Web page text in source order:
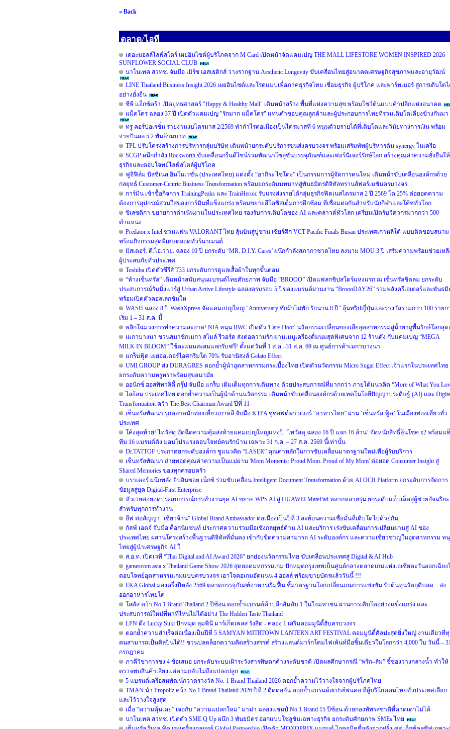
« Back
ตลาด/ไอที
เดอะมอลล์ไลฟ์สโตร์ เผยอินไซต์ผู้บริโภคจาก M Card เปิดหน้าจัดแคมเปญ THE MALL LIFESTORE WOMEN INSPIRED 2026
SUNFLOWER SOCIAL CLUB
นาโนเทค สวทช. จับมือ เมิร์ซ เอสเธติกส์ วางรากฐาน Aesthetic Longevity ขับเคลื่อนไทยสู่อนาคตเศรษฐกิจสุขภาพและอายุวัฒน์
LINE Thailand Business Insight 2026 เผยอินไซต์และโรดแมปเพื่อภาคธุรกิจไทย เชื่อมธุรกิจ ผู้บริโภค และพาร์ทเนอร์ สู่การเติบโต
อย่างยั่งยืน
ซีพี แอ็กซ์ตร้า เปิดยุทธศาสตร์ "Happy & Healthy Mall" เดินหน้าสร้าง พื้นที่แห่งความสุข พร้อมโชว์ต้นแบบค้าปลีกแห่งอนาคต
แม็คโคร ฉลอง 37 ปี เปิดตัวแคมเปญ "รักมาก แม็คโคร" แทนคำขอบคุณลูกค้าและผู้ประกอบการไทยที่ร่วมเติบโตเคียงข้างกันมา
ทรู คอร์ปอเรชั่น รายงานงบไตรมาส 2/2569 ทำกำไรต่อเนื่องเป็นไตรมาสที่ 6 หนุนด้วยรายได้ที่เติบโตและวินัยทางการเงิน พร้อม
จ่ายปันผล 5.2 พันล้านบาท
TPL ปรับโครงสร้างการบริหารกลุ่มบริษัท เดินหน้ายกระดับบริการขนส่งครบวงจร พร้อมเสริมทัพผู้บริหารดัน synergy ในเครือ
SCGP ผนึกกำลัง Rockworth ขับเคลื่อนกรีนดีไซน์ร่วมพัฒนาโซลูชันบรรจุภัณฑ์และเฟอร์นิเจอร์รักษ์โลก สร้างคุณค่าความยั่งยืนให้
ธุรกิจและตอบโจทย์ไลฟ์สไตล์ผู้บริโภค
ฟูจิฟิล์ม บิสซิเนส อินโนเวชั่น (ประเทศไทย) แต่งตั้ง “อากิระ ไซโตะ” เป็นกรรมการผู้จัดการคนใหม่ เดินหน้าขับเคลื่อนองค์กรด้วย
กลยุทธ์ Customer-Centric Business Transformation พร้อมยกระดับบทบาทสู่พันธมิตรดิจิทัลทรานส์ฟอร์เมชันครบวงจร
การ์มิน เข้าซื้อกิจการ TrainingPeaks และ TrainHeroic รับแรงส่งรายได้กลุ่มธุรกิจฟิตเนสไตรมาส 2 ปี 2569 โต 25% ต่อยอดความ
ต้องการอุปกรณ์สวมใส่ของการ์มินที่แข็งแกร่ง พร้อมขยายอีโคซิสเต็มการฝึกซ้อม ที่เชื่อมต่อกันสำหรับนักกีฬาและโค้ชทั่วโลก
ซิเลซติกา ขยายการดำเนินงานในประเทศไทย รองรับการเติบโตของ AI และคลาวด์ทั่วโลก เตรียมเปิดรับวิศวกรมากกว่า 500
ตำแหน่ง
Predator x Intel ชวนแฟน VALORANT ไทย ลุ้นบินสู่ปูซาน เชียร์ศึก VCT Pacific Finals Busan ประเทศเกาหลีใต้ แบบติดขอบสนาม
พร้อมกิจกรรมสุดพิเศษตลอดทัวร์นาเมนต์
มิสเตอร์. ดี.ไอ.วาย. ฉลอง 10 ปี ยกระดับ ‘MR. D.I.Y. Cares’ ผนึกกำลังสภากาชาดไทย ลงนาม MOU 3 ปี เสริมความพร้อมช่วยเห
ผู้ประสบภัยทั่วประเทศ
Toshiba เปิดตัวซีรีส์ T33 ยกระดับการดูแลเสื้อผ้าในทุกขั้นตอน
“ห้างเซ็นทรัล” เดินหน้าสนับสนุนแบรนด์ไทยศักยภาพ จับมือ “BROOO” เปิดแฟลกชิปสโตร์แห่งแรก ณ เซ็นทรัลชิดลม ยกระดับ
ประสบการณ์รันนิ่งแวร์สู่ Urban Active Lifestyle ฉลองครบรอบ 5 ปีของแบรนด์ผ่านงาน “BroooDAY26” รวมพลังครีเอเตอร์และพันธมิ
พร้อมเปิดตัวคอลเลกชันให
WASH ฉลอง 8 ปี WashXpress จัดแคมเปญใหญ่ "Anniversary ซักผ้าไม่พัก รักนาน 8 ปี" ลุ้นทริปญี่ปุ่นและรางวัลรวมกว่า 100 รายก
เริ่ม 1 – 31 ส.ค. นี้
พลิกโฉมวงการทำความสะอาด! NIA หนุน BWC เปิดตัว 'Care Floor' นวัตกรรมเปลี่ยนของเสียอุตสาหกรรมสู่น้ำยาถูพื้นรักษ์โลกสุด
เมกาบางนา ชวนสมาชิกเมกา สไมล์ รีวอร์ด ส่งต่อความรัก ผ่านเมนูเครื่องดื่มนมสุดพิเศษจาก 12 ร้านดัง กับแคมเปญ “MEGA
MILK IN BLOOM” ใช้คะแนนสะสมแลกรับฟรี! ตั้งแต่วันที่ 1 ส.ค.–31 ส.ค. 69 ณ ศูนย์การค้าเมกาบางนา
แกร็บฟู้ด เผยออเดอร์ไอศกรีมโต 70% รับอานิสงส์ Gelato Effect
UMI GROUP ส่ง DURAGRES ตอกย้ำผู้นำอุตสาหกรรมกระเบื้องไทย เปิดตัวนวัตกรรม Micro Sugar Effect เจ้าแรกในประเทศไทย
ยกระดับความหรูหราพร้อมสุขอนามัย
ออนิกซ์ ฮอสพิทาลิตี้ กรุ๊ป จับมือ แกร็บ เติมเต็มทุกการเดินทาง ด้วยประสบการณ์ที่มากกว่า ภายใต้แนวคิด “More of What You
ไลอ้อน ประเทศไทย ตอกย้ำความเป็นผู้นำด้านนวัตกรรม เดินหน้าขับเคลื่อนองค์กรด้วยเทคโนโลยีปัญญาประดิษฐ์ (AI) และ
Transformation คว้า The Best Chairman Award ปีที่ 11
เซ็นทรัลพัฒนา รุกตลาดนักท่องเที่ยวเกาหลี จับมือ KTPA ชูซอฟต์พาวเวอร์ “อาหารไทย” ผ่าน ‘เซ็นทรัล ฟู้ด’ ในเมืองท่องเที่ยวทั่ว
ประเทศ
โค้งสุดท้าย! ไทวัสดุ อัดฉีดความคุ้มส่งท้ายแคมเปญใหญ่แห่งปี ‘ไทวัสดุ ฉลอง 16 ปี แจก 16 ล้าน’ จัดหนักสิทธิ์ลุ้นโชค x2 พร้อมแ
ทีม 16 แบรนด์ดัง มอบโปรแรงตอบโจทย์คนรักบ้าน เฉพาะ 31 ก.ค. – 27 ส.ค. 2569 นี้เท่านั้น
Dr.TATTOF ประกาศยกระดับองค์กร ชูแนวคิด “LASER” คุณค่าหลักในการขับเคลื่อนมาตรฐานใหม่เพื่อผู้รับบริการ
เซ็นทรัลพัฒนา ถ่ายทอดคุณค่าความเป็นแม่ผ่าน 'Mom Moments: Proud Mom. Proud of My Mom' ต่อยอด Consumer Insight สู่
Shared Memories ของทุกครอบครัว
บราเดอร์ ผนึกพลัง ยิบอินซอย เน็กซ์ ร่วมขับเคลื่อน Intelligent Document Transformation ด้วย AI OCR Platform ยกระดับการจัดการ
ข้อมูลสู่ยุค Digital-First Enterprise
หัวเว่ยต่อยอดประสบการณ์การทำงานยุค AI ขยาย WPS AI สู่ HUAWEI MatePad หลากหลายรุ่น ยกระดับแท็บเล็ตสู่ผู้ช่วยอัจฉริยะ
สำหรับทุกการทำงาน
อีฟ ต่อสัญญา "เซียวจ้าน" Global Brand Ambassador ต่อเนื่องเป็นปีที่ 3 สะท้อนความเชื่อมั่นที่เติบโตไปด้วยกัน
กัลฟ์ เอดจ์ จับมือ ค็อกนิแซนท์ ประกาศความร่วมมือเชิงกลยุทธ์ด้าน AI และบริการ เร่งขับเคลื่อนการเปลี่ยนผ่านสู่ AI ของ
ประเทศไทย ผสานโครงสร้างพื้นฐานดิจิทัลที่มั่นคง เข้ากับขีดความสามารถ AI ระดับองค์กร และความเชี่ยวชาญในอุตสาหกรรม ห
ไทยสู่ผู้นำเศรษฐกิจ AI ใ
ส.อ.ท. เปิดเวที “Thai Digital and AI Award 2026” ยกย่องนวัตกรรมไทย ขับเคลื่อนประเทศสู่ Digital & AI Hub
gamescom asia x Thailand Game Show 2026 สุดยอดมหกรรมเกม ปักหมุดกรุงเทพเป็นศูนย์กลางตลาดเกมแห่งเอเชียตะวันออกเฉียง
ตอบโจทย์อุตสาหรรมเกมแบบครบวงจร เอาใจคอเกมอัดแน่น 4 ฮอลล์ พร้อมขายบัตรแล้ววันนี้ !!!
EKA Global มองครึ่งปีหลัง 2569 ตลาดบรรจุภัณฑ์อาหารเริ่มฟื้น ชี้มาตรฐานโลกเปลี่ยนเกมการแข่งขัน รับต้นทุนวัตถุดิบลด – ส่ง
ออกอาหารไทยโต
โลตัส คว้า No.1 Brand Thailand 2 ปีซ้อน ตอกย้ำแบรนด์ค้าปลีกอันดับ 1 ในใจมหาชน ผ่านการเติบโตอย่างแข็งแกร่ง และ
ประสบการณ์ใหม่ที่หาที่ไหนไม่ได้อย่าง The Hidden Taste Thailand
LPN ดึง Lucky Suki ปักหมุด ลุมพินี มาร์เก็ตเพลส รังสิต - คลอง 1 เสริมคอมมูนิตี้ฮับครบวงจร
ตอกย้ำความสำเร็จต่อเนื่องเป็นปีที่ 5 SAMYAN MITRTOWN LANTERN ART FESTIVAL คอมมูนิตี้ศิลปะสุดยิ่งใหญ่ งานเดียวที่
คนสามารถเป็นศิลปินได้!! ชวนปลดล็อกความคิดสร้างสรรค์ สร้างแลนด์มาร์กโคมไฟเพ้นท์มือชิ้นเดียวในโลกกว่า 4,000 ใบ วันนี้ –
กรกฎาคม
ภาคีวิชาการชง 4 ข้อเสนอ ยกระดับระบบเฝ้าระวังสารพิษตกค้างระดับชาติ เปิดผลศึกษากรณี “พริก–ส้ม” ชี้ช่องว่างกลางน้ำ ทำให้
ตรวจพบสินค้าเสี่ยงแต่ตามกลับไม่ถึงแปลงปลูก
5 แบรนด์เครือสหพัฒน์กวาดรางวัล No. 1 Brand Thailand 2026 ตอกย้ำความไว้วางใจจากผู้บริโภคไทย
TMAN นำ Propoliz คว้า No.1 Brand Thailand 2026 ปีที่ 2 ติดต่อกัน ตอกย้ำแบรนด์สเปรย์พ่นคอ ที่ผู้บริโภคคนไทยทั่วประเทศเลือก
และไว้วางใจสูงสุด
เมื่อ “ความคุ้นเคย” เจอกับ “ความแปลกใหม่” มาม่า ฉลองแชมป์ No.1 Brand 15 ปีซ้อน ด้วยกองทัพรสชาติที่คาดเดาไม่ได้
นาโนเทค สวทช. เปิดตัว SME Q Up ผนึก 3 พันธมิตร ออกแบบโซลูชันเฉพาะธุรกิจ ยกระดับศักยภาพ SMEs ไทย